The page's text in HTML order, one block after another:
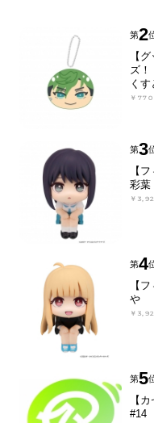
第2
【
ズ！
く
￥770
第3
【
彩葉
￥
第4
【
や
￥
第5
【
#14